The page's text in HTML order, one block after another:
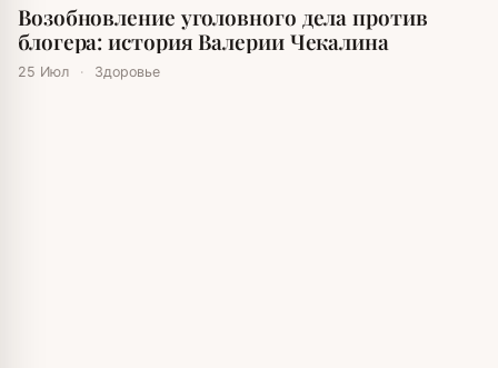
Возобновление уголовного дела против
блогера: история Валерии Чекалина
25 Июл · Здоровье